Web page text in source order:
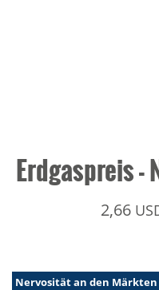
Erdgaspreis -
2,66
Nervosität an den Märkten